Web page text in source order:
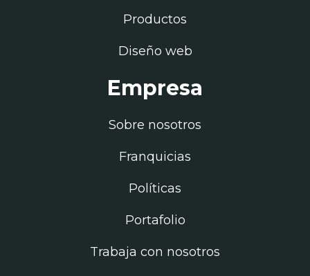
Productos
Diseño web
Empresa
Sobre nosotros
Franquicias
Políticas
Portafolio
Trabaja con nosotros